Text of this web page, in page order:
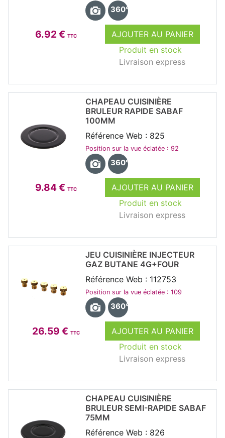
6.92 € TTC
AJOUTER AU PANIER
Produit en stock
Livraison express
360°
9.84 € TTC
AJOUTER AU PANIER
Produit en stock
Livraison express
CHAPEAU CUISINIÈRE
BRULEUR RAPIDE SABAF
100MM
Référence Web : 825
Position sur la vue éclatée : 92
360°
26.59 € TTC
AJOUTER AU PANIER
Produit en stock
Livraison express
JEU CUISINIÈRE INJECTEUR
GAZ BUTANE 4G+FOUR
Référence Web : 112753
Position sur la vue éclatée : 109
360°
CHAPEAU CUISINIÈRE
BRULEUR SEMI-RAPIDE SABAF
75MM
Référence Web : 826